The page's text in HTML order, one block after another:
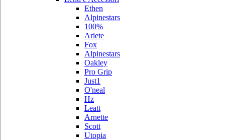
Ethen
Alpinestars
100%
Ariete
Fox
Alpinestars
Oakley
Pro Grip
Just1
O'neal
Hz
Leatt
Arnette
Scott
Utopia